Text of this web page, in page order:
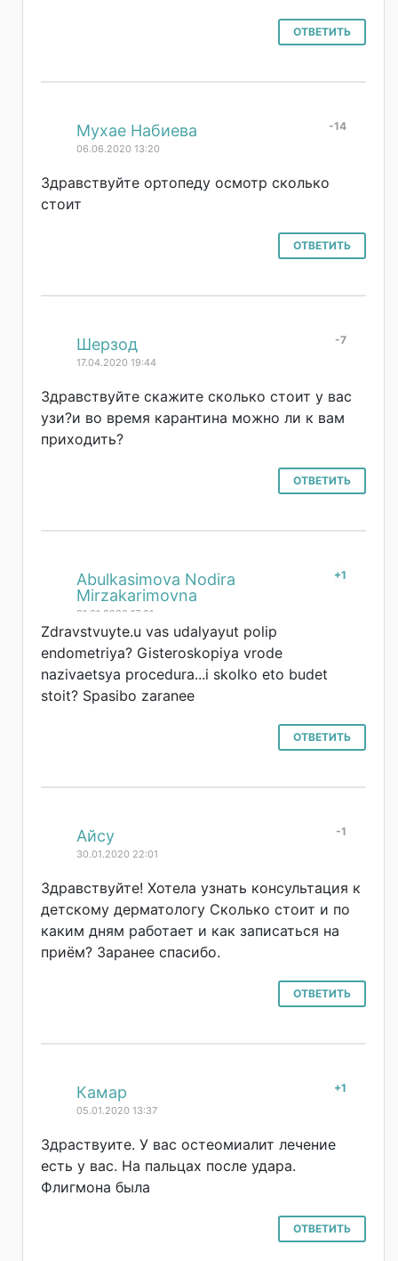
ОТВЕТИТЬ
-14
Мухае Набиева
06.06.2020 13:20
Здравствуйте ортопеду осмотр сколько
стоит
ОТВЕТИТЬ
-7
Шерзод
17.04.2020 19:44
Здравствуйте скажите сколько стоит у вас
узи?и во время карантина можно ли к вам
приходить?
ОТВЕТИТЬ
+1
Abulkasimova Nodira
Mirzakarimovna
31.01.2020 17:01
Zdravstvuyte.u vas udalyayut polip
endometriya? Gisteroskopiya vrode
nazivaetsya procedura...i skolko eto budet
stoit? Spasibo zaranee
ОТВЕТИТЬ
-1
Айсу
30.01.2020 22:01
Здравствуйте! Хотела узнать консультация к
детскому дерматологу Сколько стоит и по
каким дням работает и как записаться на
приём? Заранее спасибо.
ОТВЕТИТЬ
+1
Камар
05.01.2020 13:37
Здраствуите. У вас остеомиалит лечение
есть у вас. На пальцах после удара.
Флигмона была
ОТВЕТИТЬ